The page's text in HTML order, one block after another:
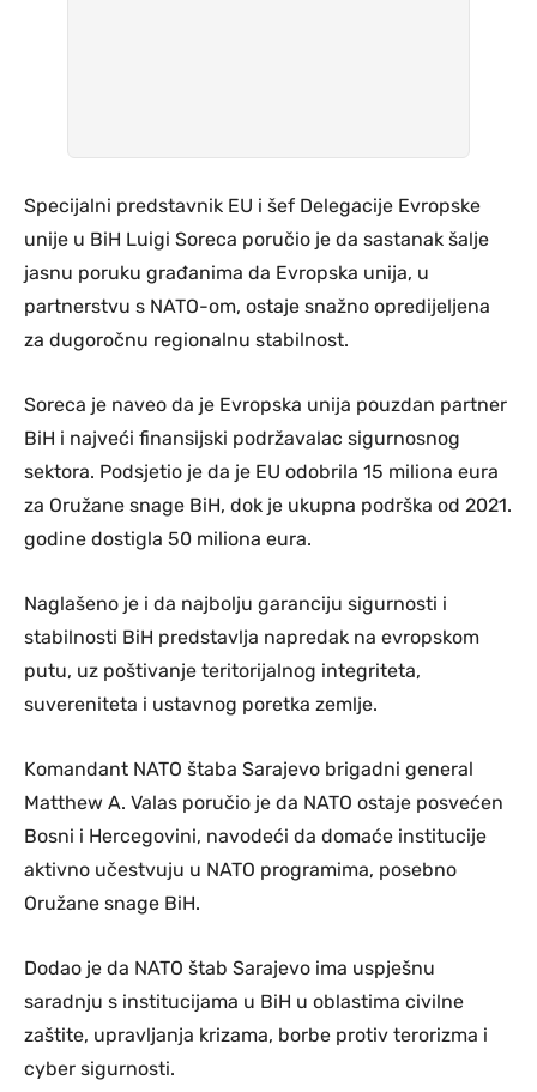
Specijalni predstavnik EU i šef Delegacije Evropske
unije u BiH Luigi Soreca poručio je da sastanak šalje
jasnu poruku građanima da Evropska unija, u
partnerstvu s NATO-om, ostaje snažno opredijeljena
za dugoročnu regionalnu stabilnost.
Soreca je naveo da je Evropska unija pouzdan partner
BiH i najveći finansijski podržavalac sigurnosnog
sektora. Podsjetio je da je EU odobrila 15 miliona eura
za Oružane snage BiH, dok je ukupna podrška od 2021.
godine dostigla 50 miliona eura.
Naglašeno je i da najbolju garanciju sigurnosti i
stabilnosti BiH predstavlja napredak na evropskom
putu, uz poštivanje teritorijalnog integriteta,
suvereniteta i ustavnog poretka zemlje.
Komandant NATO štaba Sarajevo brigadni general
Matthew A. Valas poručio je da NATO ostaje posvećen
Bosni i Hercegovini, navodeći da domaće institucije
aktivno učestvuju u NATO programima, posebno
Oružane snage BiH.
Dodao je da NATO štab Sarajevo ima uspješnu
saradnju s institucijama u BiH u oblastima civilne
zaštite, upravljanja krizama, borbe protiv terorizma i
cyber sigurnosti.